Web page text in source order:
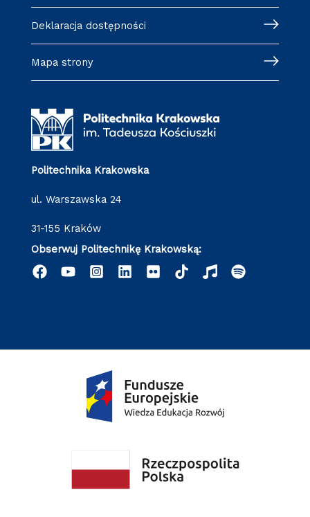
Deklaracja dostępności
Mapa strony
Politechnika Krakowska
ul. Warszawska 24
31-155 Kraków
Obserwuj Politechnikę Krakowską: